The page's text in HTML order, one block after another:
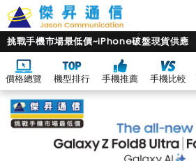
挑戰手機市場最低價~iPhone破盤現貨供應
價格總覽 機型排行 手機推薦 手機比較